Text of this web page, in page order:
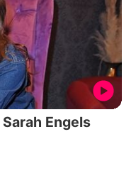
Engels